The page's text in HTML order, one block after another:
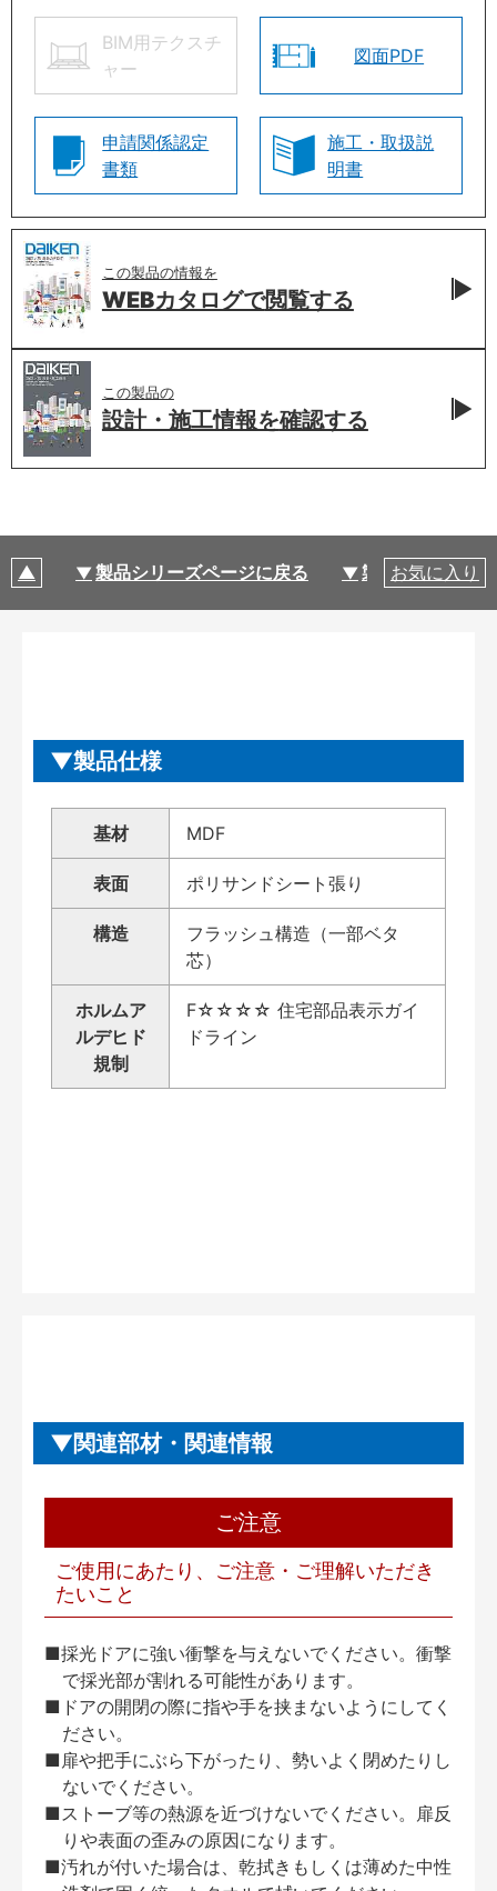
BIM用テクスチ
ャー
図面PDF
申請関係認定
書類
施工・取扱説
明書
この製品の情報を
WEBカタログで閲覧する
この製品の
設計・施工情報を確認する
製品シリーズページに戻る 製品仕様
お気に入り
製品仕様
基材 MDF
表面 ポリサンドシート張り
構造
フラッシュ構造（一部ベタ
芯）
ホルムア
ルデヒド
規制
F☆☆☆☆ 住宅部品表示ガイ
ドライン
関連部材・関連情報
ご注意
ご使用にあたり、ご注意・ご理解いただき
たいこと
■採光ドアに強い衝撃を与えないでください。衝撃
で採光部が割れる可能性があります。
■ドアの開閉の際に指や手を挟まないようにしてく
ださい。
■扉や把手にぶら下がったり、勢いよく閉めたりし
ないでください。
■ストーブ等の熱源を近づけないでください。扉反
りや表面の歪みの原因になります。
■汚れが付いた場合は、乾拭きもしくは薄めた中性